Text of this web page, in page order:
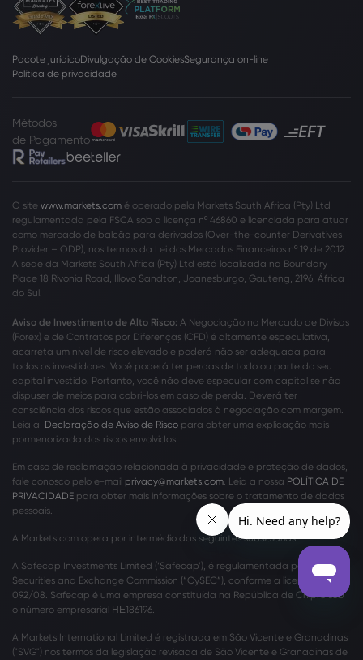
Pacote jurídicoDivulgação de CookiesSegurança on-line
Política de privacidade
Métodos
de Pagamento
O site www.markets.com é operado pela Markets South Africa (Pty) Ltd
regulamentada pela FSCA sob a licença nº 46860 e licenciada para atuar
como mercado de balcão para derivados (Over-the-counter Derivatives
Provider – ODP), nos termos da Lei dos Mercados Financeiros nº 19 de 2012.
A sede da Markets South Africa (Pty) Ltd está localizada na Boundary
Place 18 Rivonia Road, Illovo Sandton, Joanesburgo, Gauteng, 2196, África
do Sul.
Aviso de Investimento de Alto Risco: A Negociação no Mercado de Divisas
(Forex) e de Contratos por Diferenças (CFD) é altamente especulativa,
acarreta um nível de risco elevado e poderá não ser adequada para
todos os investidores. Você poderá ter perdas de todo ou parte do seu
capital investido. Portanto, você não deve especular com capital se não
dispuser de meios para cobri-los em caso de perda. Deverá ter
consciência dos riscos que estão associados à negociação com margem.
Leia a Declaração de Aviso de Risco para obter uma explicação mais
pormenorizada dos riscos envolvidos.
Em caso de reclamação relacionada à privacidade e proteção de dados,
fale conosco pelo e-mail privacy@markets.com. Leia a nossa POLÍTICA DE
PRIVACIDADE para obter mais informações sobre o tratamento de dados
pessoais.
A Markets.com opera por intermédio das seguintes subsidiárias:
A Safecap Investments Limited (‘Safecap’), é regulamentada pela Cyprus
Securities and Exchange Commission (“CySEC”), conforme a licença nº
092/08. Safecap é uma empresa constituída na República de Chipre sob
o número empresarial ΗΕ186196.
A Markets International Limited é registrada em São Vicente e Granadinas
("SVG") nos termos da legislação revisada de São Vicente e Granadinas de